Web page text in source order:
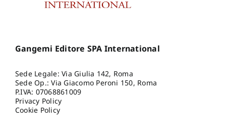
Gangemi Editore SPA International
Sede Legale: Via Giulia 142, Roma
Sede Op.: Via Giacomo Peroni 150, Roma
P.IVA: 07068861009
Privacy Policy
Cookie Policy